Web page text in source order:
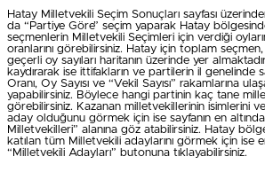
Hatay Milletvekili Seçim Sonuçları sayfası
da “Partiye Göre” seçim yaparak Hatay
seçmenlerin Milletvekili Seçimleri için verdiği oyların
oranlarını görebilirsiniz. Hatay için toplam
geçerli oy sayıları haritanın üzerinde yer
kaydırarak ise ittifakların ve partilerin il genelinde
Oranı, Oy Sayısı ve “Vekil Sayısı” rakamlarına
yapabilirsiniz. Böylece hangi partinin kaç tane
görebilirsiniz. Kazanan milletvekillerinin isimlerini
aday olduğunu görmek için ise sayfanın en
Milletvekilleri” alanına göz atabilirsiniz. Hatay
katılan tüm Milletvekili adaylarını görmek için ise
“Milletvekili Adayları” butonuna tıklayabilirsiniz.